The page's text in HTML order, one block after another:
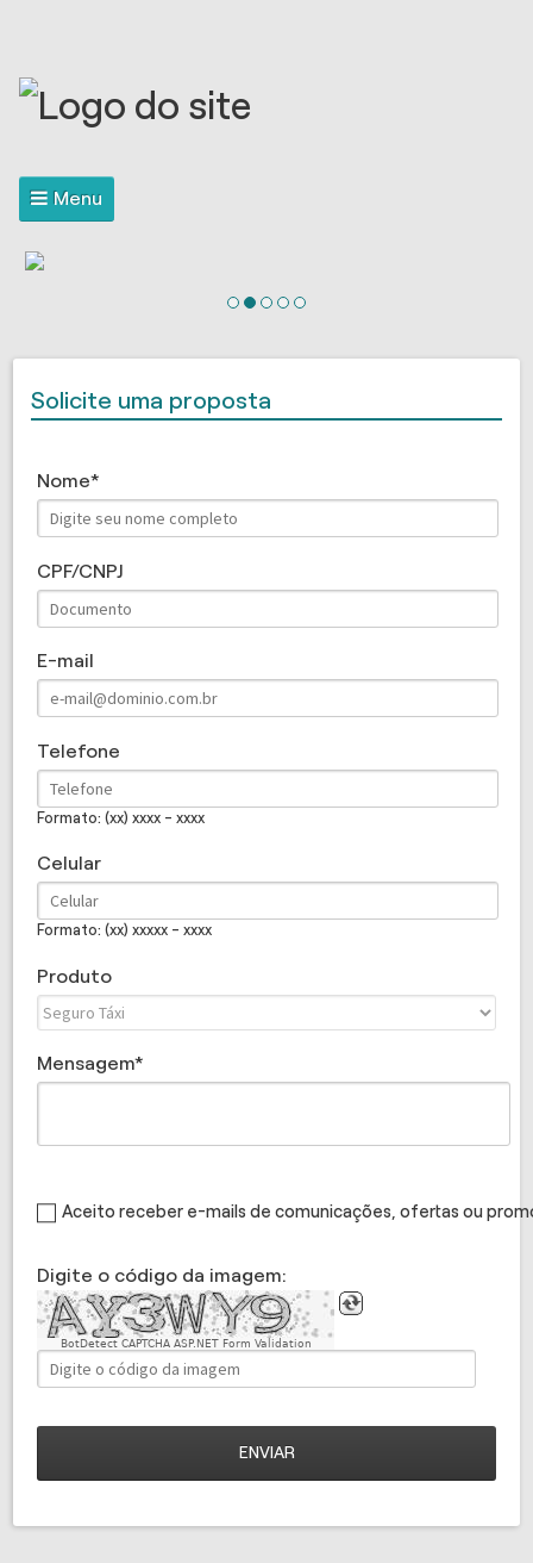
Menu
Solicite uma proposta
Nome
CPF/CNPJ
E-mail
Telefone
Formato: (xx) xxxx - xxxx
Celular
Formato: (xx) xxxxx - xxxx
Produto
Mensagem
Aceito receber e-mails de comunicações, ofertas ou
Digite o código da imagem:
BotDetect CAPTCHA ASP.NET Form Validation
ENVIAR